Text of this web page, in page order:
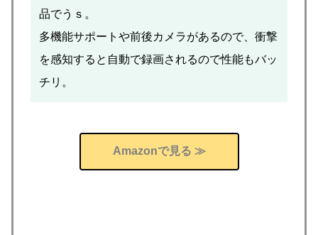
品でうｓ。
多機能サポートや前後カメラがあるので、衝撃
を感知すると自動で録画されるので性能もバッ
チリ。
Amazonで見る ≫